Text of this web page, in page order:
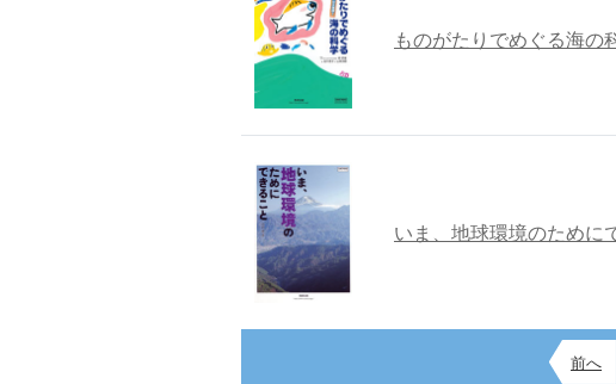
ものがたりでめぐる海の
いま、地球環境のために
前へ